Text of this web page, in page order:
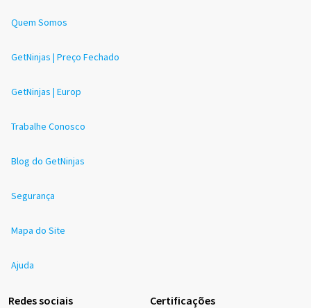
Quem Somos
GetNinjas | Preço Fechado
GetNinjas | Europ
Trabalhe Conosco
Blog do GetNinjas
Segurança
Mapa do Site
Ajuda
Redes sociais Certificações